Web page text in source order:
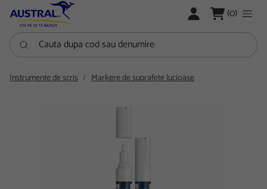
LOGARE (0)
Cauta dupa cod sau denumire
Instrumente de scris Markere de suprafete lucioase